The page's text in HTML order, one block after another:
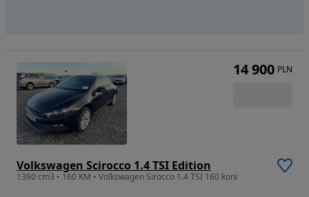
Volkswagen Scirocco 1.4 TSI Edition
1390 cm3 • 160 KM • Volkswagen Sirocco 1.4 TSI 160 koni
14 900 PLN